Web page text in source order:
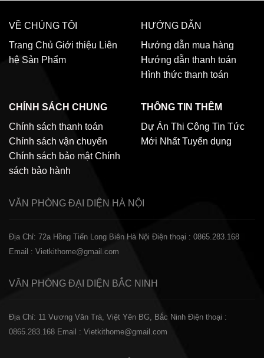
VỀ CHÚNG TÔI
Trang Chủ Giới thiệu Liên
hệ Sản Phẩm
HƯỚNG DẪN
Hướng dẫn mua hàng
Hướng dẫn thanh toán
Hình thức thanh toán
CHÍNH SÁCH CHUNG
Chính sách thanh toán
Chính sách vận chuyển
Chính sách bảo mật Chính
sách bảo hành
THÔNG TIN THÊM
Dự Án Thi Công Tin Tức
Mới Nhất Tuyển dụng
VĂN PHÒNG ĐẠI DIỆN HÀ NỘI
Địa Chỉ: 72a Hồng Tiến Long Biên Hà Nội Điện thoại : 0865.283.168
Email : Vietkithome@gmail.com
VĂN PHÒNG ĐẠI DIỆN BẮC NINH
Địa Chỉ: 11 Vương Văn Trà, Việt Yên BG, Bắc Ninh Điện thoại :
0865.283.168 Email : Vietkithome@gmail.com